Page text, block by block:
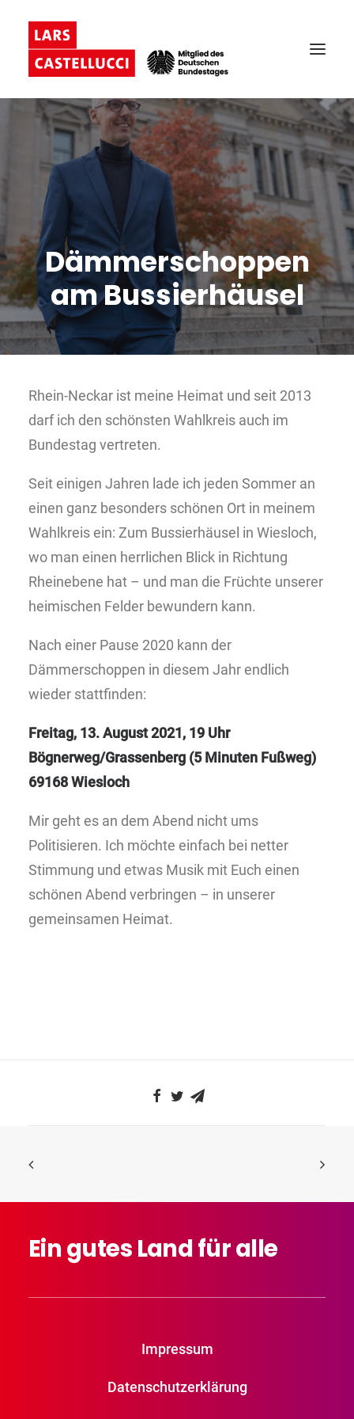
Dämmerschoppen
am Bussierhäusel
Rhein-Neckar ist meine Heimat und seit 2013
darf ich den schönsten Wahlkreis auch im
Bundestag vertreten.
Seit einigen Jahren lade ich jeden Sommer an
einen ganz besonders schönen Ort in meinem
Wahlkreis ein: Zum Bussierhäusel in Wiesloch,
wo man einen herrlichen Blick in Richtung
Rheinebene hat – und man die Früchte unserer
heimischen Felder bewundern kann.
Nach einer Pause 2020 kann der
Dämmerschoppen in diesem Jahr endlich
wieder stattfinden:
Freitag, 13. August 2021, 19 Uhr
Bögnerweg/Grassenberg (5 Minuten Fußweg)
69168 Wiesloch
Mir geht es an dem Abend nicht ums
Politisieren. Ich möchte einfach bei netter
Stimmung und etwas Musik mit Euch einen
schönen Abend verbringen – in unserer
gemeinsamen Heimat.
EingutesLandfüralle
Impressum
Datenschutzerklärung